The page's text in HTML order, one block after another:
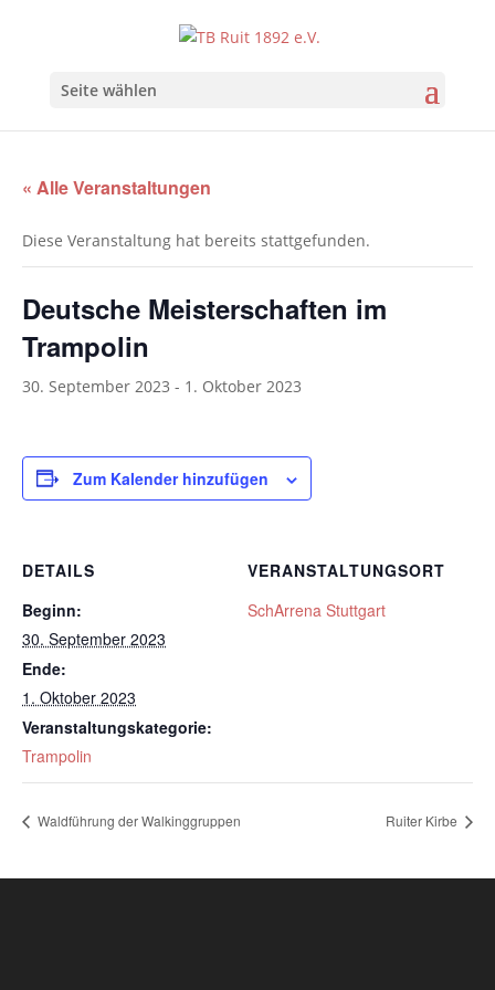
Seite wählen
« Alle Veranstaltungen
Diese Veranstaltung hat bereits stattgefunden.
Deutsche Meisterschaften im
Trampolin
30. September 2023 - 1. Oktober 2023
Zum Kalender hinzufügen
DETAILS
Beginn:
30. September 2023
Ende:
1. Oktober 2023
Veranstaltungskategorie:
Trampolin
VERANSTALTUNGSORT
SchArrena Stuttgart
Waldführung der Walkinggruppen Ruiter Kirbe